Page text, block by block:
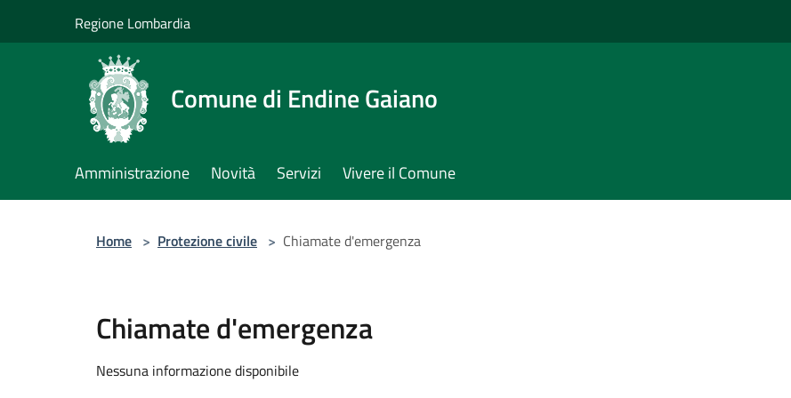
Regione Lombardia
Comune di Endine Gaiano
Amministrazione Novità Servizi Vivere il Comune
Home > Protezione civile > Chiamate d'emergenza
Chiamate d'emergenza
Nessuna informazione disponibile